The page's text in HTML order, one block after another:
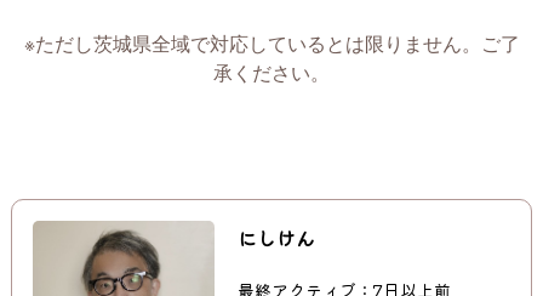
※ただし茨城県全域で対応しているとは限りません。ご了
承ください。
にしけん
最終アクティブ：7日以上前